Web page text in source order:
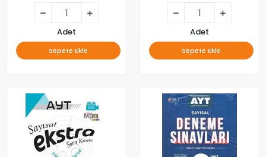
Adet
Sepete Ekle
Adet
Sepete Ekle